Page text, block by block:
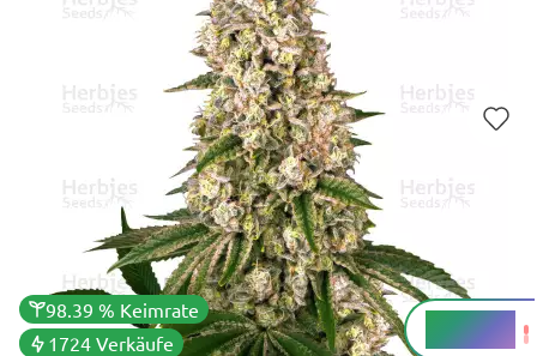
98.39 % Keimrate
1724 Verkäufe
22 - 25 %
THC